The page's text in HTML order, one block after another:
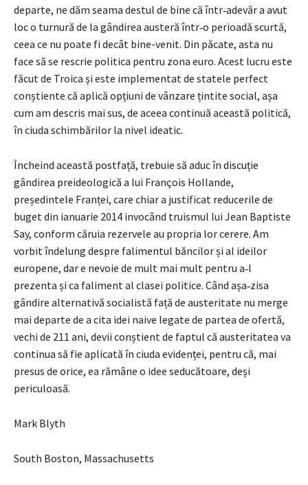
departe, ne dăm seama destul de bine că într‑adevăr a avut
loc o turnură de la gândirea austeră într‑o perioadă scurtă,
ceea ce nu poate fi decât bine-venit. Din păcate, asta nu
face să se rescrie politica pentru zona euro. Acest lucru este
făcut de Troica și este implementat de statele perfect
conștiente că aplică opțiuni de vânzare țintite social, așa
cum am descris mai sus, de aceea continuă această politică,
în ciuda schimbărilor la nivel ideatic.
Încheind această postfață, trebuie să aduc în discuție
gândirea preideologică a lui François Hollande,
președintele Franței, care chiar a justificat reducerile de
buget din ianuarie 2014 invocând truismul lui Jean Baptiste
Say, conform căruia rezervele au propria lor cerere. Am
vorbit îndelung despre falimentul băncilor și al ideilor
europene, dar e nevoie de mult mai mult pentru a‑l
prezenta și ca faliment al clasei politice. Când așa‑zisa
gândire alternativă socialistă față de austeritate nu merge
mai departe de a cita idei naive legate de partea de ofertă,
vechi de 211 ani, devii conștient de faptul că austeritatea va
continua să fie aplicată în ciuda evidenței, pentru că, mai
presus de orice, ea rămâne o idee seducătoare, deși
periculoasă.
Mark Blyth
South Boston, Massachusetts